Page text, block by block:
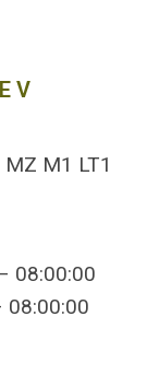
V
MZ M1 LT1
08:00:00
08:00:00